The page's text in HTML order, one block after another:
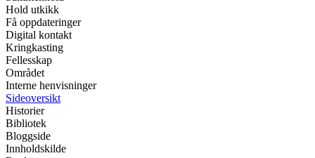
Hold utkikk
Få oppdateringer
Digital kontakt
Kringkasting
Fellesskap
Området
Interne henvisninger
Sideoversikt
Historier
Bibliotek
Bloggside
Innholdskilde